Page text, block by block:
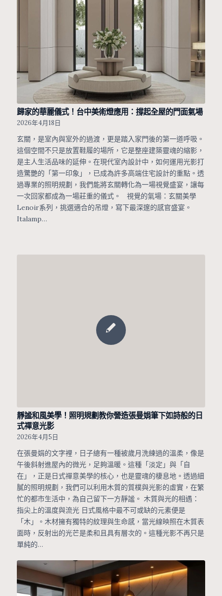
歸家的華麗儀式！台中美術燈應用：撐起全屋的門面氣場
2026年4月18日
玄關，是室內與室外的過渡，更是踏入家門後的第一道呼吸。
這個空間不只是放置鞋履的場所，它是整座建築靈魂的縮影，
是主人生活品味的延伸。在現代室內設計中，如何運用光影打
造驚艷的「第一印象」，已成為許多高端住宅設計的重點。透
過專業的照明規劃，我們能將玄關轉化為一場視覺盛宴，讓每
一次回家都成為一場莊重的儀式。 視覺的氣場：玄關美學
Lenoir系列，挑選適合的吊燈，寫下最深邃的感官盛宴。
Italamp…
靜謐和風美學！照明規劃教你營造張曼娟筆下如詩般的日
式禪意光影
2026年4月5日
在張曼娟的文字裡，日子總有一種被歲月洗練過的溫柔，像是
午後斜射進屋內的微光，足夠溫暖。這種「淡定」與「自
在」，正是日式禪意美學的核心，也是靈魂的棲息地。透過細
膩的照明規劃，我們可以利用木質的質樸與光影的虛實，在繁
忙的都市生活中，為自己留下一方靜謐。 木質與光的相遇：
指尖上的溫度與流光 日式風格中最不可或缺的元素便是
「木」。木材擁有獨特的紋理與生命感，當光線映照在木質表
面時，反射出的光芒是柔和且具有層次的。這種光影不再只是
單純的…